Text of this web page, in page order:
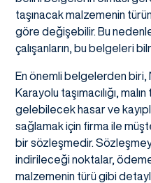
taşınacak malzemenin
göre değişebilir. Bu
çalışanların, bu belgeleri
En önemli belgelerden biri,
Karayolu taşımacılığı,
gelebilecek hasar ve
sağlamak için firma ile
bir sözleşmedir.
indirileceği noktalar,
malzemenin türü gibi